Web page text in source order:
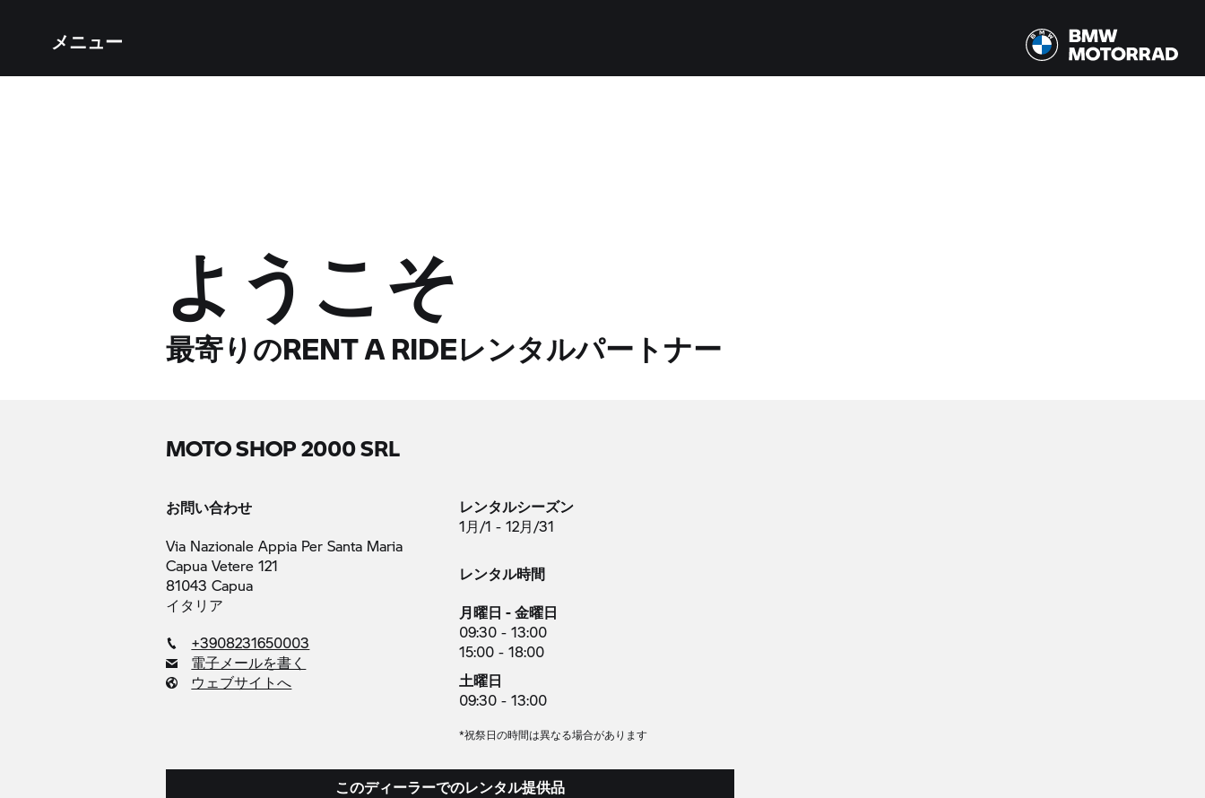
メニュー
ようこそ
最寄りのRENT A RIDEレンタルパートナー
MOTO SHOP 2000 SRL
お問い合わせ
Via Nazionale Appia Per Santa Maria
Capua Vetere 121
81043 Capua
イタリア
+3908231650003
電子メールを書く
ウェブサイトへ
レンタルシーズン
1月/1 - 12月/31
レンタル時間
月曜日 - 金曜日
09:30 - 13:00
15:00 - 18:00
土曜日
09:30 - 13:00
*祝祭日の時間は異なる場合があります
このディーラーでのレンタル提供品